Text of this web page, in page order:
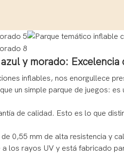
y morado:
inflables, nos enorgullece
un simple parque de juegos:
de calidad. Esto es lo que
0,55 mm de alta resistencia y
los rayos UV y está fabricado